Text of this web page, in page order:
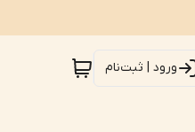
ورود | ثبت‌نام